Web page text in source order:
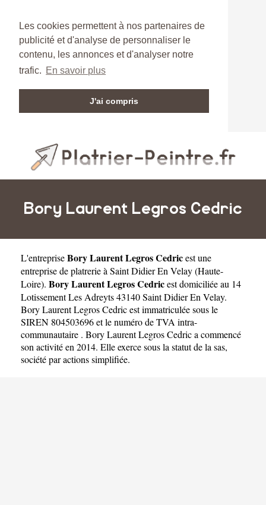
Les cookies permettent à nos partenaires de
publicité et d'analyse de personnaliser le
contenu, les annonces et d'analyser notre
trafic. En savoir plus
J'ai compris
Bory Laurent Legros Cedric
L'entrepriseBory Laurent Legros Cedricest une
entreprise de platrerie à Saint Didier En Velay(Haute-
Loire). Bory Laurent Legros Cedricest domiciliée au 14
Lotissement Les Adreyts 43140 Saint Didier En Velay.
Bory Laurent Legros Cedric est immatriculée sous le
SIREN 804503696 et le numéro de TVA intra-
communautaire . Bory Laurent Legros Cedric a commencé
son activité en 2014. Elle exerce sous la statut de la sas,
société par actions simplifiée.